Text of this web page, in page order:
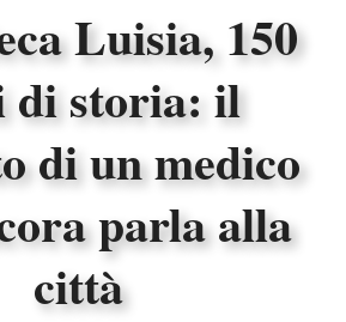
Luisia, 150
di storia: il
di un medico
parla alla
città